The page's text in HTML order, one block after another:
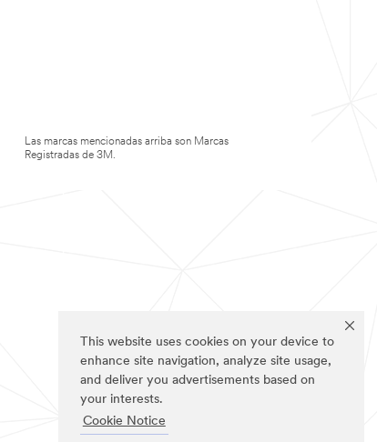
This website uses cookies on your device to
enhance site navigation, analyze site usage,
and deliver you advertisements based on
your interests.
Cookie Notice
Las marcas mencionadas arriba son Marcas
Registradas de 3M.